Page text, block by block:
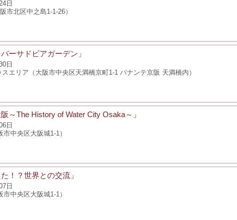
日
市北区中之島1-1-26）
ーサドビアガーデン」
日
エリア（大阪市中央区天満橋京町1-1 パナンテ京阪 天満橋内）
～The History of Water City Osaka～」
日
中央区大阪城1-1）
！？世界との交流」
日
中央区大阪城1-1）